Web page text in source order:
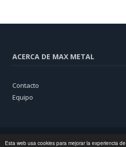
Esta web usa cookies para mejorar la experiencia de
ACERCA DE MAX METAL
Contacto
Equipo